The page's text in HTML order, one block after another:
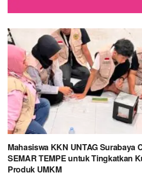
Mahasiswa KKN UNTAG Surabaya
SEMAR TEMPE untuk Tingkatkan
Produk UMKM